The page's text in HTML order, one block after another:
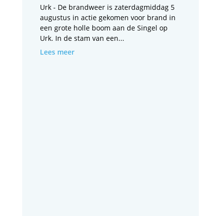
Urk - De brandweer is zaterdagmiddag 5
augustus in actie gekomen voor brand in
een grote holle boom aan de Singel op
Urk. In de stam van een...
Lees meer